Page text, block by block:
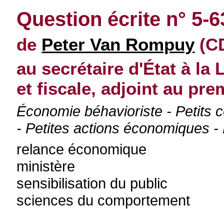
Question écrite n° 5-
de Peter Van Rompuy
au secrétaire d'État à la
et fiscale, adjoint au
Économie béhavioriste - Petits
- Petites actions économiques -
relance économique
ministère
sensibilisation du public
sciences du comportement